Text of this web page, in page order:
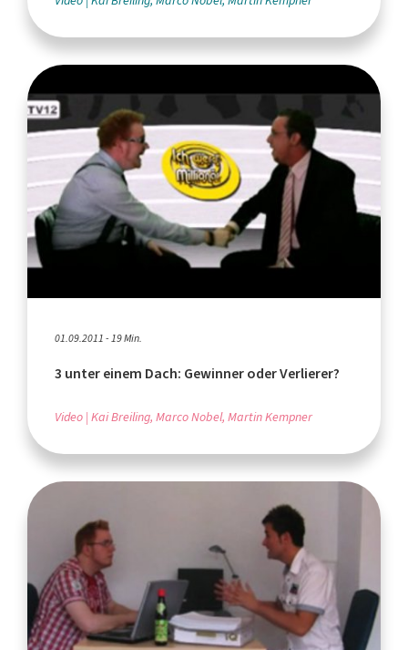
01.09.2011 - 19 Min.
3 unter einem Dach: Gewinner oder Verlierer?
Video Kai Breiling, Marco Nobel, Martin Kempner